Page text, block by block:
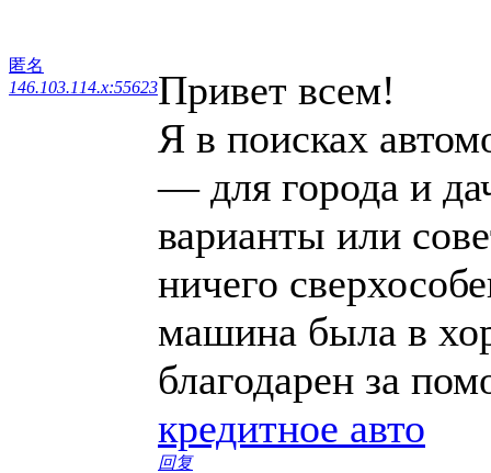
匿名
146.103.114.x:55623Привет всем!
Я в поисках
— для города и
варианты или
ничего
машина была в
благодарен за
кредитное авто
回复